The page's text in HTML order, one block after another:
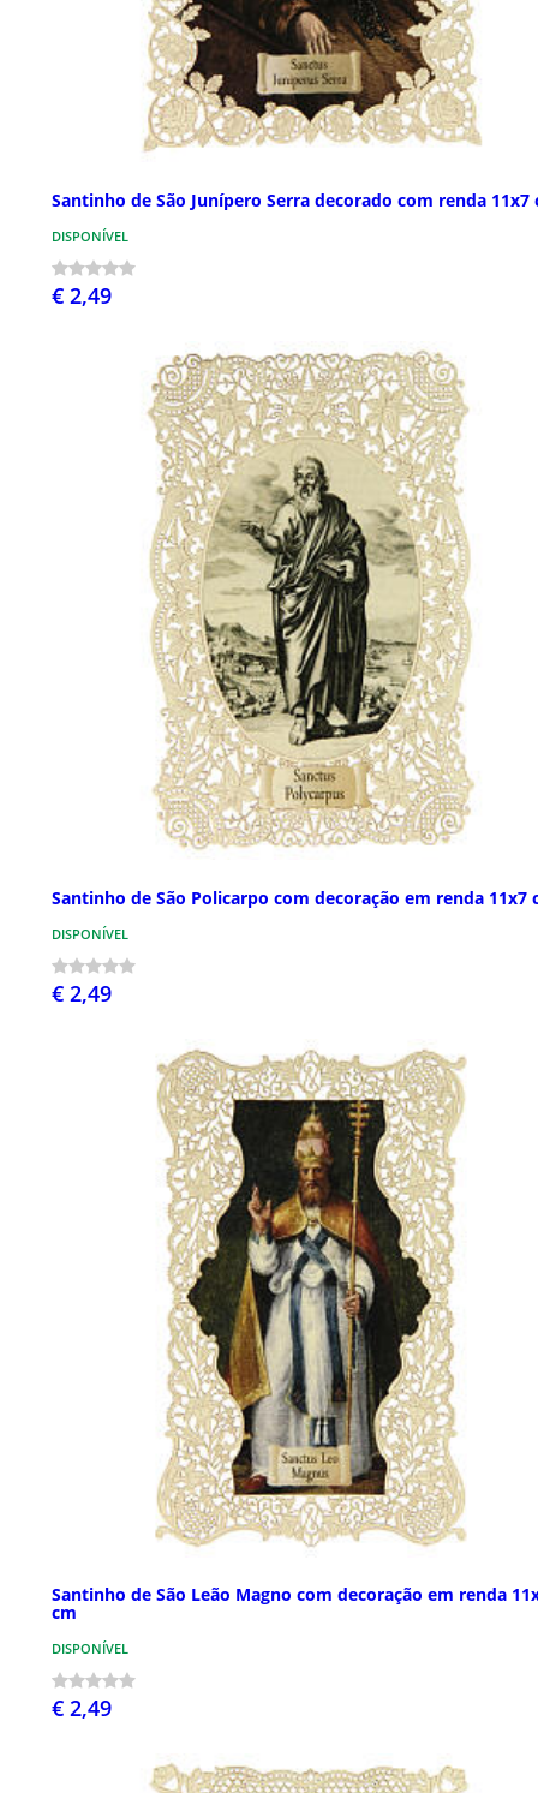
Santinho de São Junípero Serra decorado com renda 11x7
DISPONÍVEL
€ 2,49
Santinho de São Policarpo com decoração em renda 11x7
DISPONÍVEL
€ 2,49
Santinho de São Leão Magno com decoração em renda
cm
DISPONÍVEL
€ 2,49